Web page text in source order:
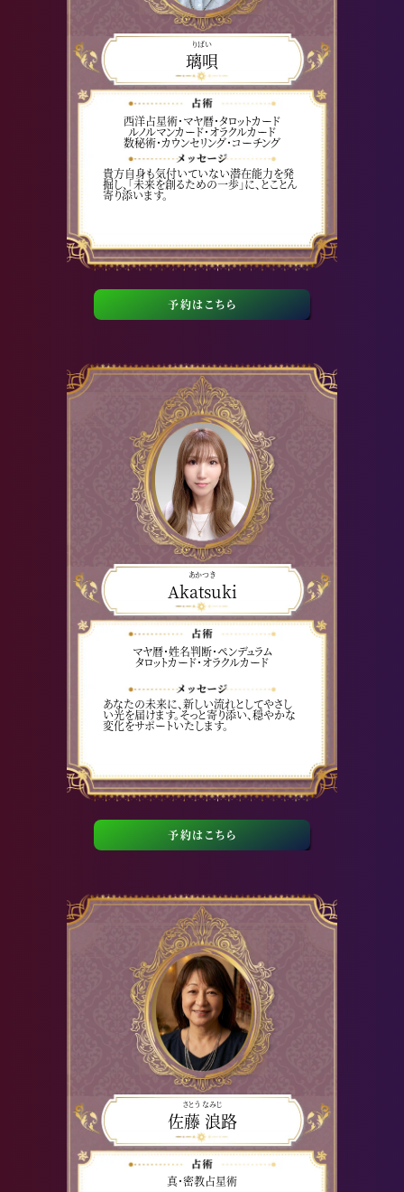
りばい
璃唄
西洋占星術・マヤ暦・タロットカード
ルノルマンカード・オラクルカード
数秘術・カウンセリング・コーチング
貴方自身も気付いていない潜在能力を発
掘し、「未来を創るための一歩」に、とことん
寄り添います。
予約はこちら
あかつき
Akatsuki
マヤ暦・姓名判断・ペンデュラム
タロットカード・オラクルカード
あなたの未来に、新しい流れとしてやさし
い光を届けます。そっと寄り添い、穏やかな
変化をサポートいたします。
予約はこちら
さとう なみじ
佐藤 浪路
真・密教占星術